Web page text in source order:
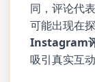
同，评论代
可能出现在
Instagram
吸引真实互